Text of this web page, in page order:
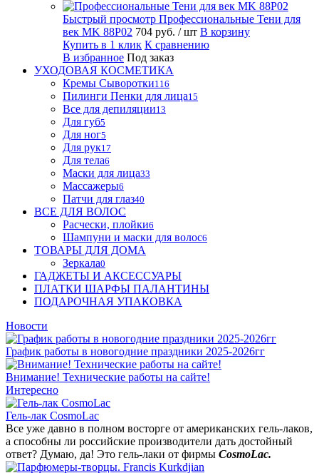
Быстрый просмотр Профессиональные Тени для
век MK 88P02 704 руб. / шт В корзину
Купить в 1 клик К сравнению
В избранное Под заказ
УХОДОВАЯ КОСМЕТИКА
Кремы Сыворотки116
Пилинги Пенки для лица15
Все для депиляции13
Для губ5
Для ног5
Для рук17
Для тела6
Маски для лица33
Массажеры6
Патчи для глаз40
ВСЕ ДЛЯ ВОЛОС
Расчески, плойки6
Шампуни и маски для волос6
ТОВАРЫ ДЛЯ ДОМА
Зеркала0
ГАДЖЕТЫ И АКСЕССУАРЫ
ПЛАТКИ ШАРФЫ ПАЛАНТИНЫ
ПОДАРОЧНАЯ УПАКОВКА
Новости
График работы в новогодние праздники 2025-2026гг
Внимание! Технические работы на сайте!
Интересно
Гель-лак CosmoLac
Все уже давно в полном восторге от американских гель-лаков,
а способны ли российские производители дать достойный
ответ? Думаю, да! Это гель-лаки от фирмы CosmoLac.